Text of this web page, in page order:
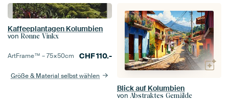
Kaffeeplantagen Kolumbien
von Ronne Vinkx
ArtFrame™ –75×50cm CHF110.-
Größe & Material selbst wählen
Blick auf Kolumbien
von Abstraktes Gemälde